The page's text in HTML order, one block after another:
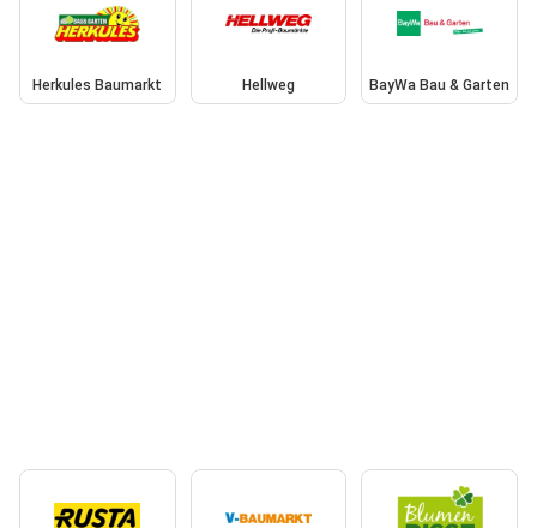
Herkules Baumarkt Hellweg BayWa Bau & Garten